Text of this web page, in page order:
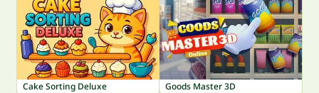
Cake Sorting Deluxe Goods Master 3D